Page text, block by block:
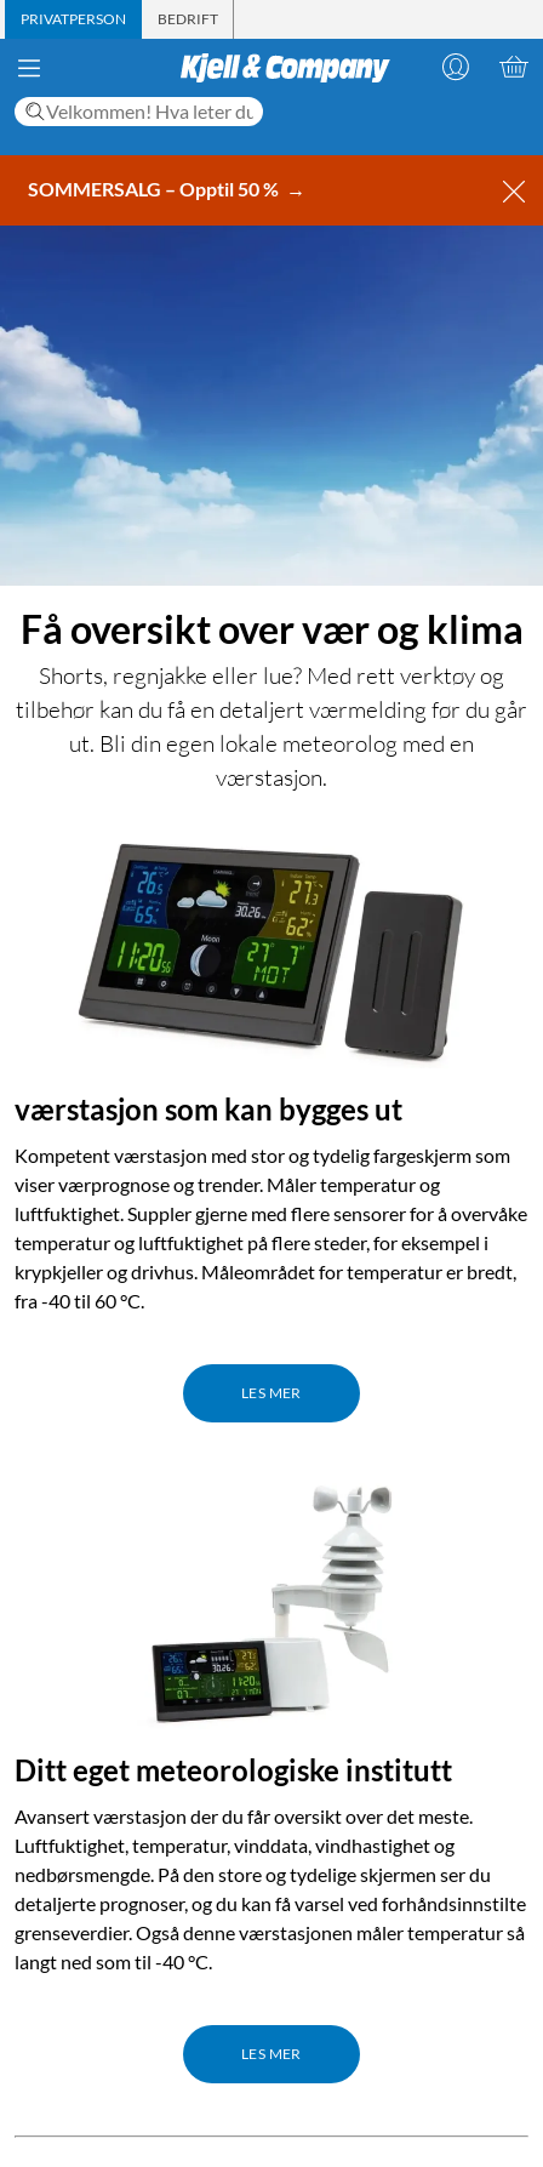
PRIVATPERSON BEDRIFT
SOMMERSALG – Opptil 50 % →
Få oversikt over vær og klima
Shorts, regnjakke eller lue? Med rett verktøy og
tilbehør kan du få en detaljert værmelding før du går
ut. Bli din egen lokale meteorolog med en
værstasjon.
værstasjon som kan bygges ut
Kompetent værstasjon med stor og tydelig fargeskjerm som
viser værprognose og trender. Måler temperatur og
luftfuktighet. Suppler gjerne med flere sensorer for å overvåke
temperatur og luftfuktighet på flere steder, for eksempel i
krypkjeller og drivhus. Måleområdet for temperatur er bredt,
fra -40 til 60 °C.
LES MER
Ditt eget meteorologiske institutt
Avansert værstasjon der du får oversikt over det meste.
Luftfuktighet, temperatur, vinddata, vindhastighet og
nedbørsmengde. På den store og tydelige skjermen ser du
detaljerte prognoser, og du kan få varsel ved forhåndsinnstilte
grenseverdier. Også denne værstasjonen måler temperatur så
langt ned som til -40 °C.
LES MER